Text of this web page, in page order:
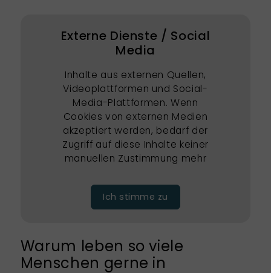
Externe Dienste / Social
Media
Inhalte aus externen Quellen,
Videoplattformen und Social-
Media-Plattformen. Wenn
Cookies von externen Medien
akzeptiert werden, bedarf der
Zugriff auf diese Inhalte keiner
manuellen Zustimmung mehr
Ich stimme zu
Warum leben so viele
Menschen gerne in